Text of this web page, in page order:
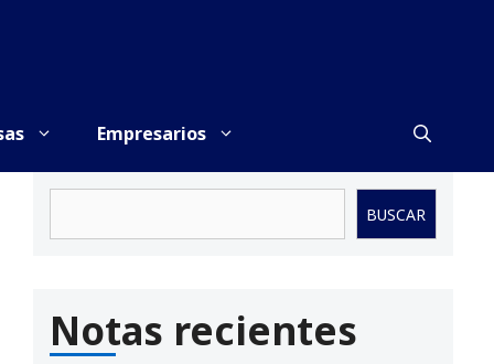
Empresarios
BUSCAR
Notas recientes